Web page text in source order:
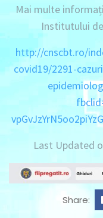
Mai multe
Institutului
http://cnscbt.ro/
covid19/2291-
Last Updated
Share: